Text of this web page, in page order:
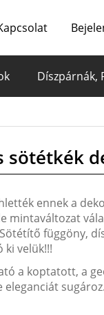
Díszpárnák,
sötétkék
ennek a
mintaváltozat
függöny,
velük!!!
a koptatott, a
eleganciát sugároz.